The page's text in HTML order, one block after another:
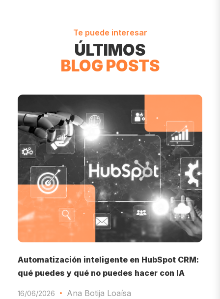
Te puede interesar
ÚLTIMOS
BLOG POSTS
Automatización inteligente en HubSpot CRM:
qué puedes y qué no puedes hacer con IA
16/06/2026 Ana Botija Loaísa